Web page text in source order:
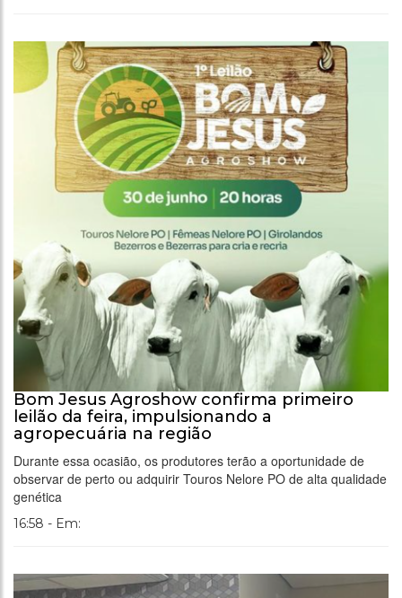
Bom Jesus Agroshow confirma primeiro
leilão da feira, impulsionando a
agropecuária na região
Durante essa ocasião, os produtores terão a oportunidade de
observar de perto ou adquirir Touros Nelore PO de alta qualidade
genética
16:58 - Em: